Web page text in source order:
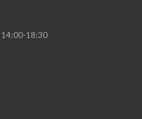
18:30